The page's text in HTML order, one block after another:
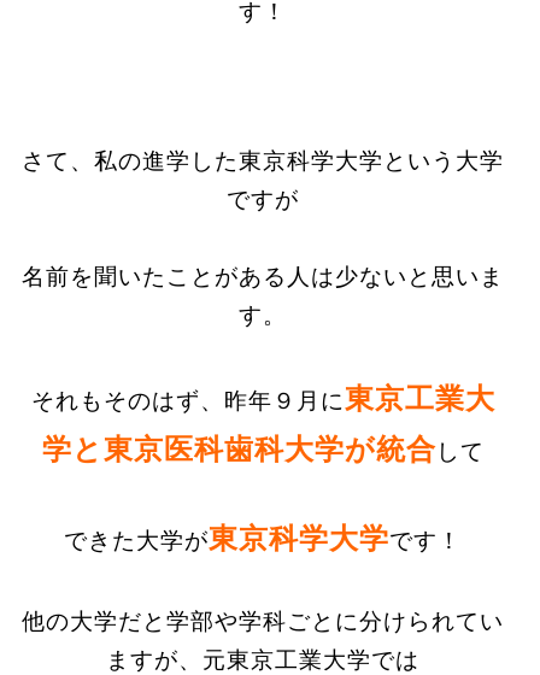
す！
さて、私の進学した東京科学大学という大学
ですが
名前を聞いたことがある人は少ないと思いま
す。
それもそのはず、昨年９月に東京工業大
学と東京医科歯科大学が統合して
できた大学が東京科学大学です！
他の大学だと学部や学科ごとに分けられてい
ますが、元東京工業大学では